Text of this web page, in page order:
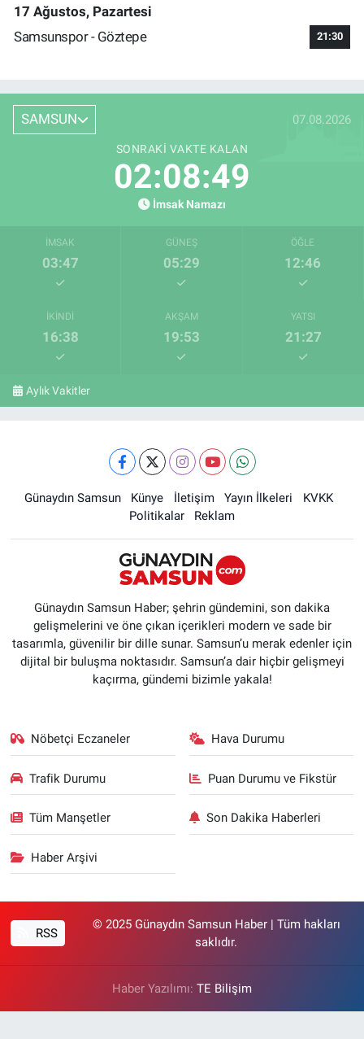
17 Ağustos, Pazartesi
Samsunspor - Göztepe
21:30
SAMSUN 07.08.2026
SONRAKI VAKTE KALAN
02:08:48
İmsak Namazı
İMSAK
03:47
GÜNEŞ
05:29
ÖĞLE
12:46
İKINDI
16:38
AKŞAM
19:53
YATSI
21:27
Aylık Vakitler
Günaydın Samsun Künye İletişim Yayın İlkeleri
KVKK
Politikalar
Reklam
Günaydın Samsun Haber; şehrin gündemini, son dakika
gelişmelerini ve öne çıkan içerikleri modern ve sade bir
tasarımla, güvenilir bir dille sunar. Samsun’u merak edenler için
dijital bir buluşma noktasıdır. Samsun’a dair hiçbir gelişmeyi
kaçırma, gündemi bizimle yakala!
Nöbetçi Eczaneler Hava Durumu
Trafik Durumu Puan Durumu ve Fikstür
Tüm Manşetler Son Dakika Haberleri
Haber Arşivi
RSS
© 2025 Günaydın Samsun Haber | Tüm hakları
saklıdır.
Haber Yazılımı: TE Bilişim